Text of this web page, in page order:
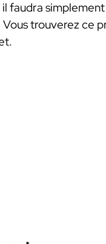
faudra
trouverez ce